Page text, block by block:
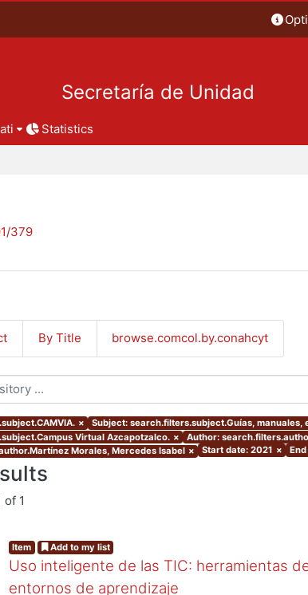
Secretaría de Unidad
Statistics
379
By Title browse.comcol.by.conahcyt
× Subject: search.filters.subject.Guías, manuales,
Virtual Azcapotzalco. × Author:
Morales, Mercedes Isabel × Start date: 2021 ×
of 1
Item Add to my list
Uso inteligente de las TIC: herramientas
entornos de aprendizaje